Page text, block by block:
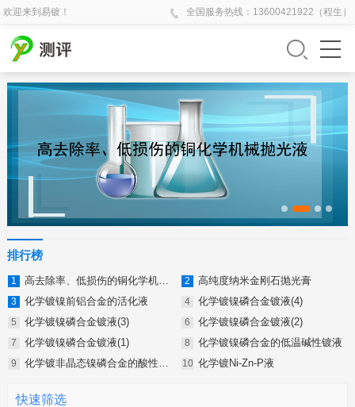
欢迎来到易镀！ 全国 服务热线： 13600421922（程生）
排行榜
高去除率、低损伤的铜化学机械抛光液
高纯度纳米金刚石抛光膏
化学镀镍前铝合金的活化液
化学镀镍磷合金镀液(4)
化学镀镍磷合金镀液(3)
化学镀镍磷合金镀液(2)
化学镀镍磷合金镀液(1)
化学镀镍磷合金的低温碱性镀液
化学镀非晶态镍磷合金的酸性镀液
化学镀Ni-Zn-P液
快速筛选